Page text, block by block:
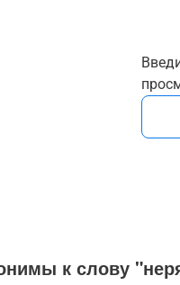
к слову